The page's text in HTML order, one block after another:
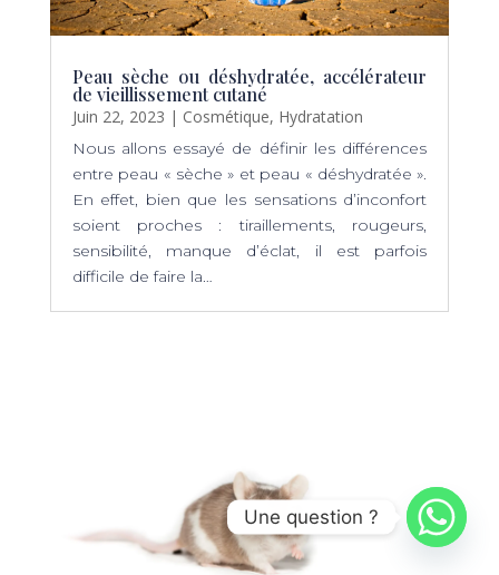
Peau sèche ou déshydratée, accélérateur
de vieillissement cutané
Juin 22, 2023 | Cosmétique, Hydratation
Nous allons essayé de définir les différences
entre peau « sèche » et peau « déshydratée ».
En effet, bien que les sensations d’inconfort
soient proches : tiraillements, rougeurs,
sensibilité, manque d’éclat, il est parfois
difficile de faire la…
Une question ?